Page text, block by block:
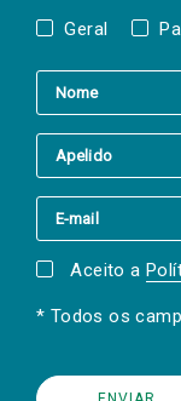
Geral
Aceito a
* Todos os